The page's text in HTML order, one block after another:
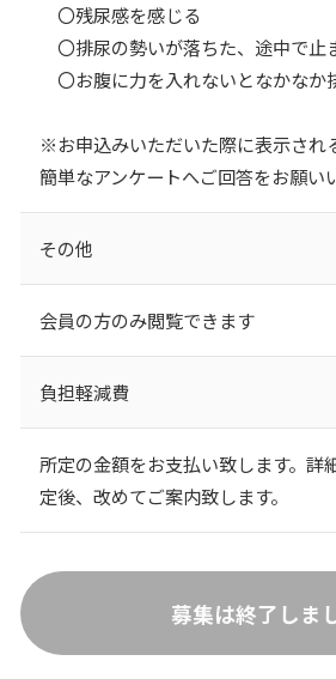
〇残尿感を感じる
〇排尿の勢いが落ちた、途中で止
〇お腹に力を入れないとなかなか
※お申込みいただいた際に表示され
簡単なアンケートへご回答をお願い
その他
会員の方のみ閲覧できます
負担軽減費
所定の金額をお支払い致します。詳
定後、改めてご案内致します。
募集は終了しま